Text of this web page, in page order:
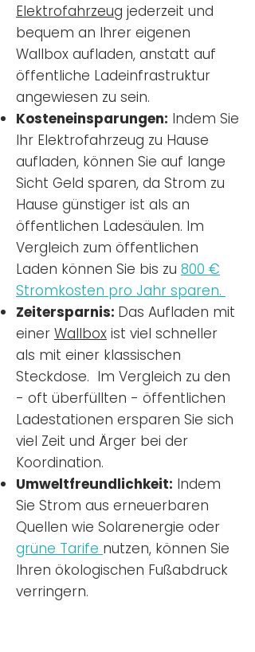
Elektrofahrzeug jederzeit und
bequem an Ihrer eigenen
Wallbox aufladen, anstatt auf
öffentliche Ladeinfrastruktur
angewiesen zu sein.
Kosteneinsparungen: Indem Sie
Ihr Elektrofahrzeug zu Hause
aufladen, können Sie auf lange
Sicht Geld sparen, da Strom zu
Hause günstiger ist als an
öffentlichen Ladesäulen. Im
Vergleich zum öffentlichen
Laden können Sie bis zu 800 €
Stromkosten pro Jahr sparen.
Zeitersparnis: Das Aufladen mit
einer Wallbox ist viel schneller
als mit einer klassischen
Steckdose. Im Vergleich zu den
- oft überfüllten - öffentlichen
Ladestationen ersparen Sie sich
viel Zeit und Ärger bei der
Koordination.
Umweltfreundlichkeit: Indem
Sie Strom aus erneuerbaren
Quellen wie Solarenergie oder
grüne Tarife nutzen, können Sie
Ihren ökologischen Fußabdruck
verringern.